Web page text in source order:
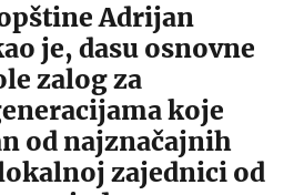
Adrijan
je, dasu osnovne
zalog za
koje
od najznačajnih
zajednici od